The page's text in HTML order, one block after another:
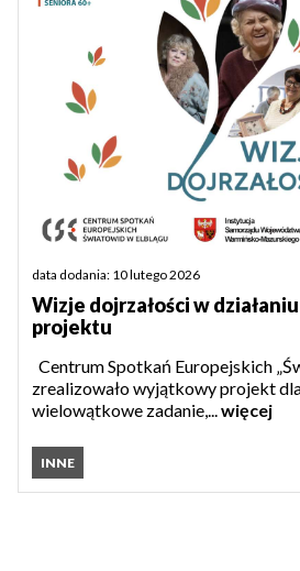
data dodania: 10 lutego 2026
Wizje dojrzałości w
projektu
Centrum Spotkań Europejskich
zrealizowało wyjątkowy projekt
wielowątkowe zadanie,...więcej
INNE